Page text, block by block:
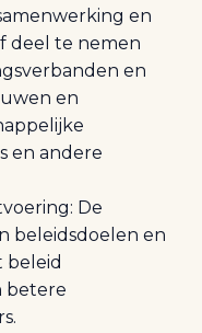
en
deel te nemen
en
en
en andere
De
beleidsdoelen en
beleid
betere